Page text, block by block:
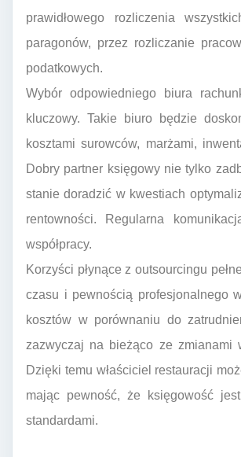
prawidłowego rozliczenia
paragonów, przez rozliczanie
podatkowych.
Wybór odpowiedniego biura
kluczowy. Takie biuro będzie
kosztami surowców, marżami,
Dobry partner księgowy nie tylko
stanie doradzić w kwestiach
rentowności. Regularna
współpracy.
Korzyści płynące z outsourcingu
czasu i pewnością profesjonalnego
kosztów w porównaniu do
zazwyczaj na bieżąco ze zmianami
Dzięki temu właściciel restauracji
mając pewność, że księgowość
standardami.